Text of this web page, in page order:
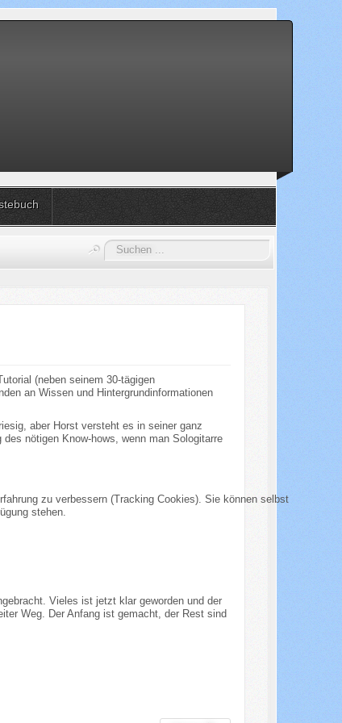
Suchen
...
(neben seinem 30-tägigen
an Wissen und Hintergrundinformationen
aber Horst versteht es in seiner ganz
nötigen Know-hows, wenn man Sologitarre
Vieles ist jetzt klar geworden und der
Weg. Der Anfang ist gemacht, der Rest sind
zu verbessern (Tracking Cookies). Sie können selbst
stehen.